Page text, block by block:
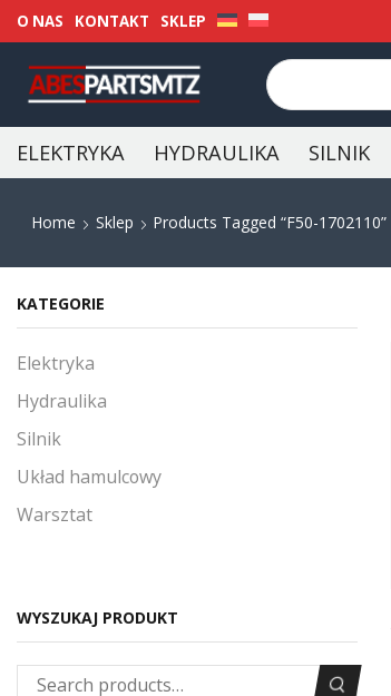
O NAS KONTAKT SKLEP
ELEKTRYKA HYDRAULIKA SILNIK
Home Sklep Products Tagged “F50-1702110”
KATEGORIE
Elektryka
Hydraulika
Silnik
Układ hamulcowy
Warsztat
WYSZUKAJ PRODUKT